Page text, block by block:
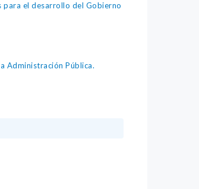
para el desarrollo del Gobierno
Administración Pública.